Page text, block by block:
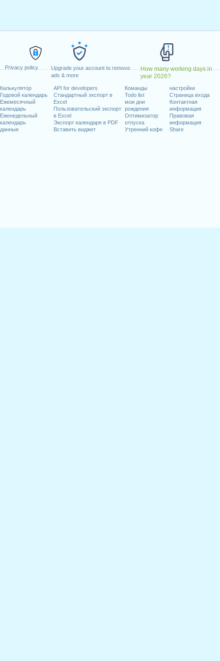
Privacy policy
Upgrade your account to remove
ads & more
How many working days in
year 2026?
Калькулятор
Годовой календарь
Ежемесячный
календарь
Еженедельный
календарь
данные
API for developers
Стандартный экспорт в
Excel
Пользовательский экспорт
в Excel
Экспорт календаря в PDF
Вставить виджет
Команды
Todo list
мои дни
рождения
Оптимизатор
отпуска
Утренний кофе
настройки
Страница входа
Контактная
информация
Правовая
информация
Share
2027
2027
2027
27 декабрь, 2027
на выходные
2027
2027